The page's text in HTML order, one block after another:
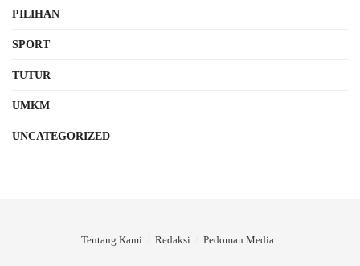
PILIHAN
SPORT
TUTUR
UMKM
UNCATEGORIZED
Tentang Kami Redaksi Pedoman Media